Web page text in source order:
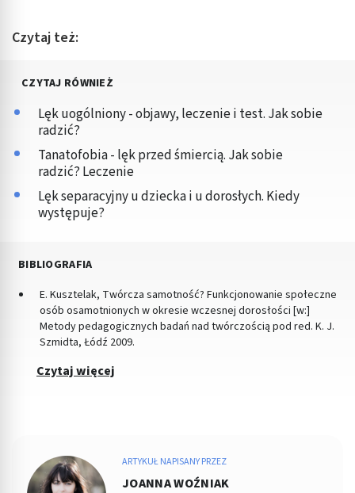
Czytaj też:
CZYTAJ RÓWNIEŻ
Lęk uogólniony - objawy, leczenie i test. Jak sobie
radzić?
Tanatofobia - lęk przed śmiercią. Jak sobie
radzić? Leczenie
Lęk separacyjny u dziecka i u dorosłych. Kiedy
występuje?
BIBLIOGRAFIA
E. Kusztelak, Twórcza samotność? Funkcjonowanie społeczne
osób osamotnionych w okresie wczesnej dorosłości [w:]
Metody pedagogicznych badań nad twórczością pod red. K. J.
Szmidta, Łódź 2009.
Czytaj więcej
ARTYKUŁ NAPISANY PRZEZ
JOANNA WOŹNIAK